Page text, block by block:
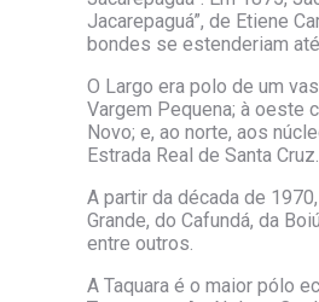
Jacarepaguá”, de Etiene
bondes se estenderiam
O Largo era polo de um
Vargem Pequena; à oeste
Novo; e, ao norte, aos
Estrada Real de Santa Cruz.
A partir da década de
Grande, do Cafundá, da
entre outros.
A Taquara é o maior pólo